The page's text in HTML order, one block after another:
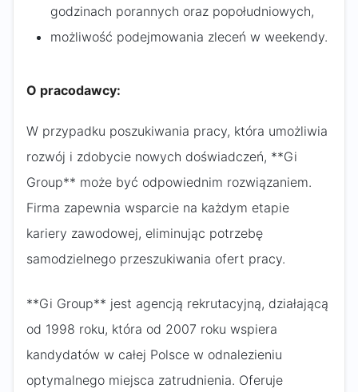
godzinach porannych oraz popołudniowych,
możliwość podejmowania zleceń w weekendy.
O pracodawcy:
W przypadku poszukiwania pracy, która umożliwia
rozwój i zdobycie nowych doświadczeń, **Gi
Group** może być odpowiednim rozwiązaniem.
Firma zapewnia wsparcie na każdym etapie
kariery zawodowej, eliminując potrzebę
samodzielnego przeszukiwania ofert pracy.
**Gi Group** jest agencją rekrutacyjną, działającą
od 1998 roku, która od 2007 roku wspiera
kandydatów w całej Polsce w odnalezieniu
optymalnego miejsca zatrudnienia. Oferuje